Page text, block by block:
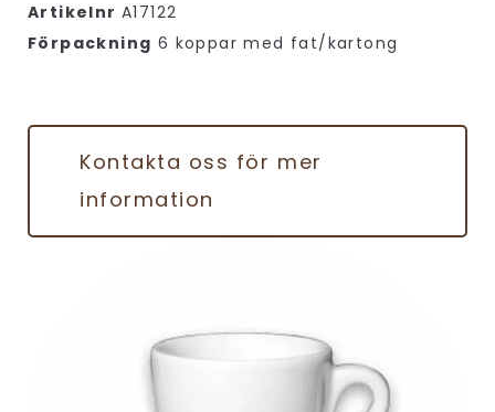
Artikelnr A17122
Förpackning 6 koppar med fat/kartong
Kontakta oss för mer
information